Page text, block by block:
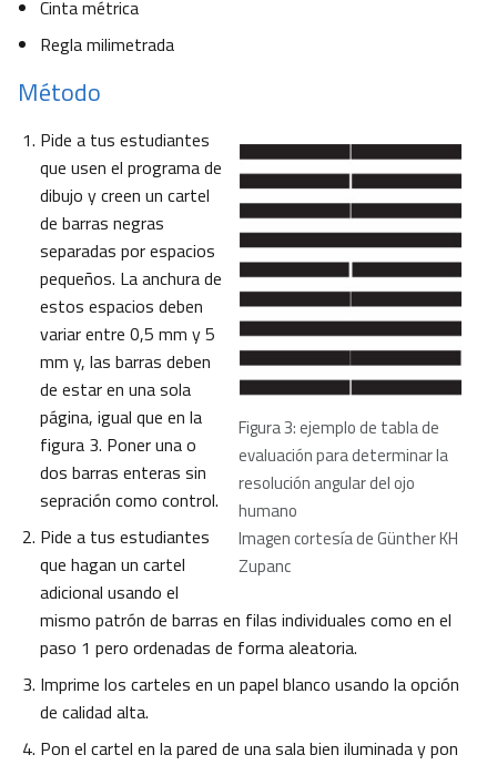
Cinta métrica
Regla milimetrada
Método
Figura 3: ejemplo de tabla de
evaluación para determinar la
resolución angular del ojo
humano
Imagen cortesía de Günther KH
Zupanc
Pide a tus estudiantes
que usen el programa de
dibujo y creen un cartel
de barras negras
separadas por espacios
pequeños. La anchura de
estos espacios deben
variar entre 0,5 mm y 5
mm y, las barras deben
de estar en una sola
página, igual que en la
figura 3. Poner una o
dos barras enteras sin
sepración como control.
Pide a tus estudiantes
que hagan un cartel
adicional usando el
mismo patrón de barras en filas individuales como en el
paso 1 pero ordenadas de forma aleatoria.
Imprime los carteles en un papel blanco usando la opción
de calidad alta.
Pon el cartel en la pared de una sala bien iluminada y pon